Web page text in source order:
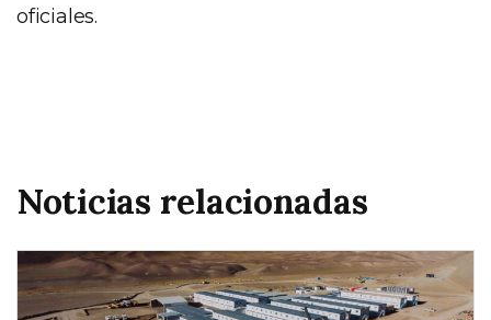
oficiales.
Noticias relacionadas